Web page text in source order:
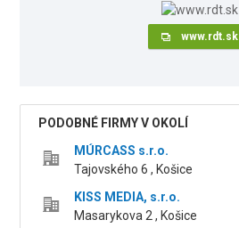
www.rdt.sk
PODOBNÉ FIRMY V OKOLÍ
MÚRCASS s.r.o.
Tajovského 6 , Košice
KISS MEDIA, s.r.o.
Masarykova 2 , Košice